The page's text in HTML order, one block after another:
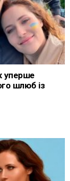
уперше
шлюб із